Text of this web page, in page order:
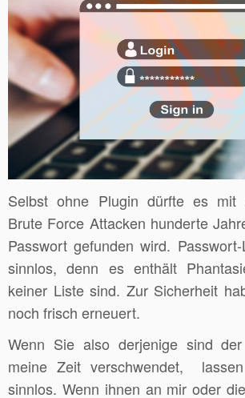
Selbst ohne Plugin dürfte es mit
Brute Force Attacken hunderte
Passwort gefunden wird.
sinnlos, denn es enthält
keiner Liste sind. Zur Sicherheit
noch frisch erneuert.
Wenn Sie also derjenige sind
meine Zeit verschwendet,
sinnlos. Wenn ihnen an mir oder